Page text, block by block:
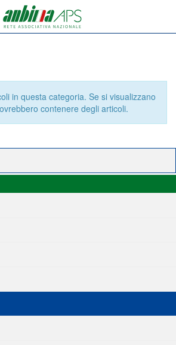
in questa categoria. Se si visualizzano
contenere degli articoli.